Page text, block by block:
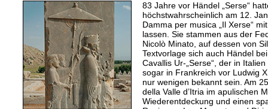
83 Jahre vor Händel „Serse“
höchstwahrscheinlich am 12.
Damma per musica „Il Xerse“
lassen. Sie stammen aus der
Nicolò Minato, auf dessen von
Textvorlage sich auch Händel
Cavallis Ur-„Serse“, der in
sogar in Frankreich vor Ludwig
nur wenigen bekannt sein. Am
della Valle d’Itria im apulischen
Wiederentdeckung und einen